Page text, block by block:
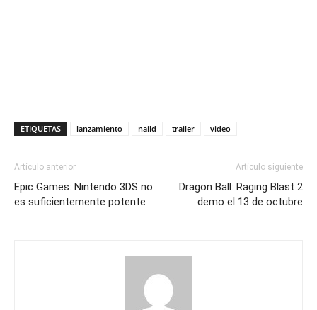
ETIQUETAS lanzamiento naild trailer video
Artículo anterior
Epic Games: Nintendo 3DS no
es suficientemente potente
Artículo siguiente
Dragon Ball: Raging Blast 2
demo el 13 de octubre